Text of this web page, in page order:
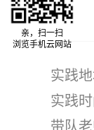
实践
实践
带队
亲，扫一扫
浏览手机云网站